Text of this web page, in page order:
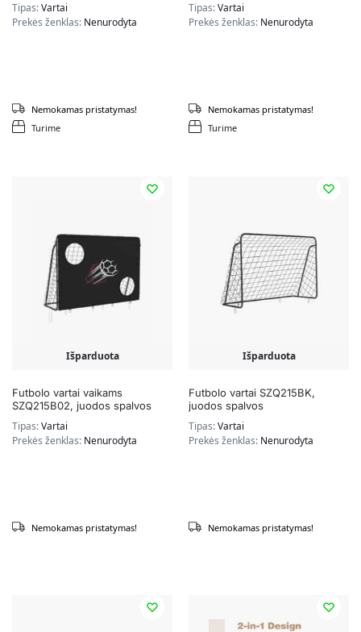
Tipas:Vartai
Prekės ženklas: Nenurodyta
Turime
Nemokamas pristatymas!
Tipas:Vartai
Prekės ženklas: Nenurodyta
Turime
Nemokamas pristatymas!
Išparduota
Futbolo vartai vaikams
SZQ215B02, juodos spalvos
Tipas:Vartai
Prekės ženklas: Nenurodyta
Nemokamas pristatymas!
Išparduota
Futbolo vartai SZQ215BK,
juodos spalvos
Tipas:Vartai
Prekės ženklas: Nenurodyta
Nemokamas pristatymas!